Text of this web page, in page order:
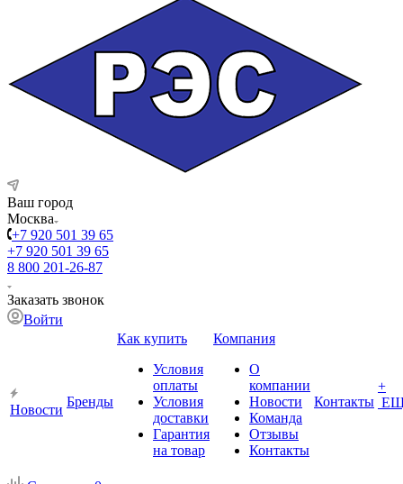
Ваш город
Москва
+7 920 501 39 65
+7 920 501 39 65
8 800 201-26-87
Заказать звонок
Войти
Новости
Бренды
Как купить
Условия
оплаты
Условия
доставки
Гарантия
на товар
Компания
О
компании
Новости
Команда
Отзывы
Контакты
Контакты
+